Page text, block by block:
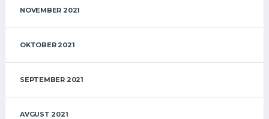
NOVEMBER 2021
OKTOBER 2021
SEPTEMBER 2021
AVGUST 2021